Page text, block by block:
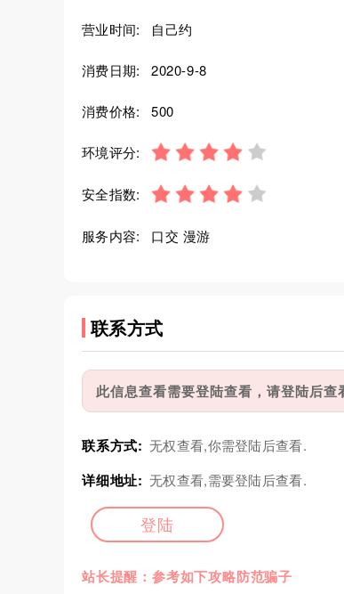
营业时间: 自己约
消费日期: 2020-9-8
消费价格: 500
环境评分:
安全指数:
服务内容: 口交 漫游
联系方式
此信息查看需要登陆查看，请登陆后查
联系方式: 无权查看,你需登陆后查看.
详细地址: 无权查看,需要登陆后查看.
登陆
站长提醒：参考如下攻略防范骗子